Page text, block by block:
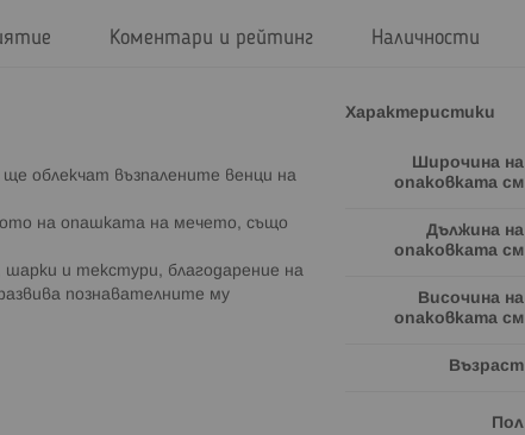
ще облекчат възпалените венци на
на опашката на мечето, също
и текстури, благодарение на
познавателните му
Характеристики
Широчина на
опаковката см
Дължина на
опаковката см
Височина на
опаковката см
Възраст
Пол
Коментари и рейтинг Наличности